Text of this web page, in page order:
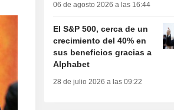
06 de agosto 2026 a las 16:44
El S&P 500, cerca de un
crecimiento del 40% en
sus beneficios gracias a
Alphabet
28 de julio 2026 a las 09:22